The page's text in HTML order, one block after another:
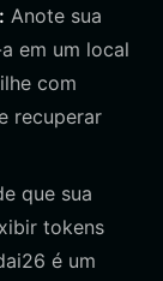
Anote sua
em um local
com
recuperar
que sua
tokens
é um